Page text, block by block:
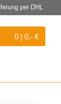
per DHL
0 | 0,- €